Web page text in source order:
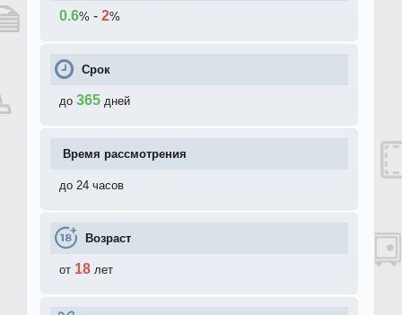
0.6% - 2%
Срок
до 365 дней
Время рассмотрения
до 24 часов
Возраст
от 18 лет